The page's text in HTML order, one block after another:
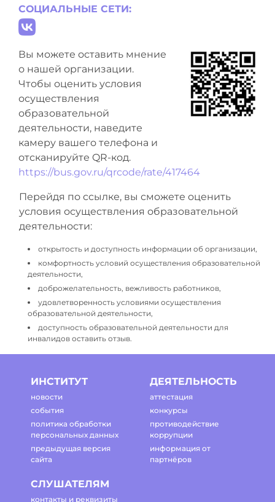
СОЦИАЛЬНЫЕ СЕТИ:
Вы можете оставить мнение
о нашей организации.
Чтобы оценить условия
осуществления
образовательной
деятельности, наведите
камеру вашего телефона и
отсканируйте QR-код.
https://bus.gov.ru/qrcode/rate/417464
Перейдя по ссылке, вы сможете оценить
условия осуществления образовательной
деятельности:
открытость и доступность информации об организации,
комфортность условий осуществления образовательной
деятельности,
доброжелательность, вежливость работников,
удовлетворенность условиями осуществления
образовательной деятельности,
доступность образовательной деятельности для
инвалидов оставить отзыв.
ИНСТИТУТ
новости
события
политика обработки
персональных данных
предыдущая версия
сайта
ДЕЯТЕЛЬНОСТЬ
аттестация
конкурсы
противодействие
коррупции
информация от
партнёров
СЛУШАТЕЛЯМ
контакты и реквизиты